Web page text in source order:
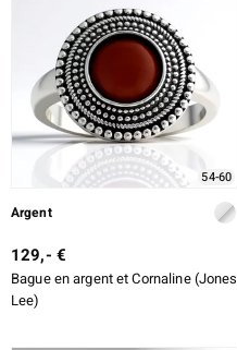
54-60
Argent
129,- €
Bague en argent et Cornaline (Jones
Lee)